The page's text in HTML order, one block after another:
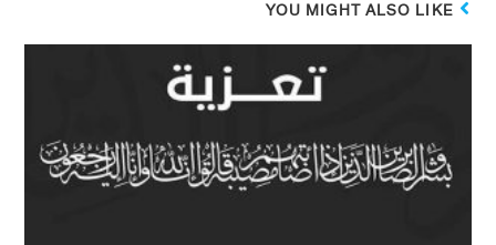
YOU MIGHT ALSO LIKE